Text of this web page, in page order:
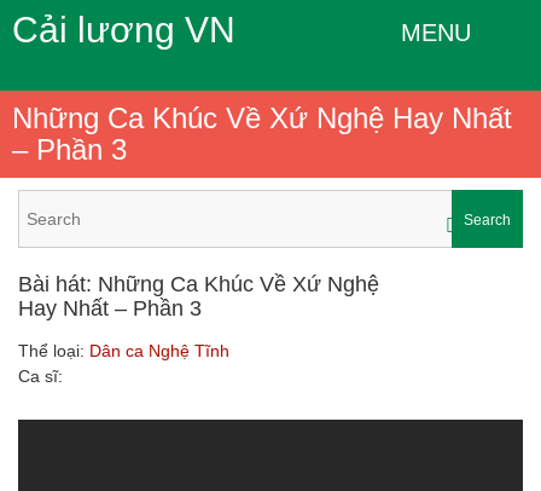
Cải lương VN MENU
Những Ca Khúc Về Xứ Nghệ Hay Nhất
– Phần 3
Search
Bài hát: Những Ca Khúc Về Xứ Nghệ
Hay Nhất – Phần 3
Thể loại: Dân ca Nghệ Tĩnh
Ca sĩ: